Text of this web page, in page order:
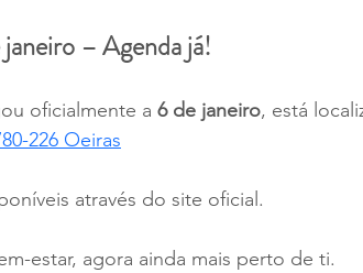
– Agenda já!
oficialmente a 6 de janeiro, está
226 Oeiras
através do site oficial.
estar, agora ainda mais perto de ti.